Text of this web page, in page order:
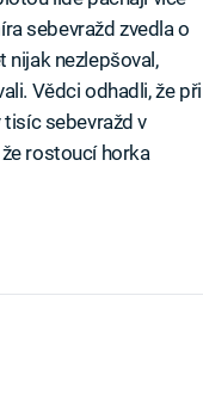
sebevražd zvedla o
nijak nezlepšoval,
Vědci odhadli, že při
sebevražd v
rostoucí horka